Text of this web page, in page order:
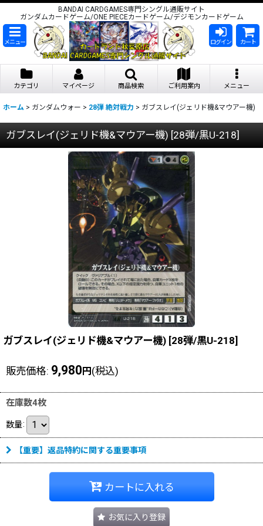
BANDAI CARDGAMES専門シングル通販サイト
ガンダムカードゲーム/ONE PIECEカードゲーム/デジモンカードゲーム
メニュー ログイン カート
カテゴリ マイページ 商品検索 ご利用案内 メニュー
ホーム > ガンダムウォー > 28弾 絶対戦力 > ガブスレイ(ジェリド機&マウアー機)
ガブスレイ(ジェリド機&マウアー機) [28弾/黒U-218]
ガブスレイ(ジェリド機&マウアー機) [28弾/黒U-218]
販売価格: 9,980 円 (税込)
在庫数4枚
数量:
【重要】返品特約に関する重要事項
カートに入れる
お気に入り登録